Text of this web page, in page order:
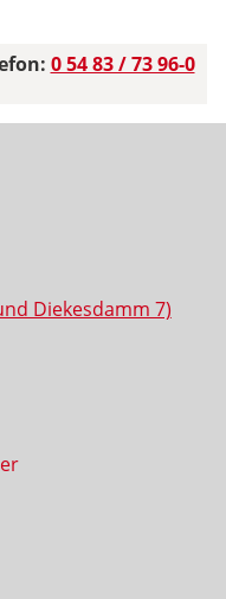
0 54 83 / 73 96-0
Diekesdamm 7)